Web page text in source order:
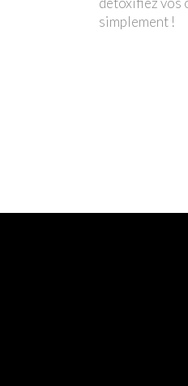
simplement !